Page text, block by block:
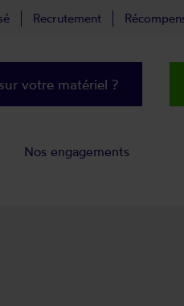
Recrutement
votre matériel ?
Nos engagements